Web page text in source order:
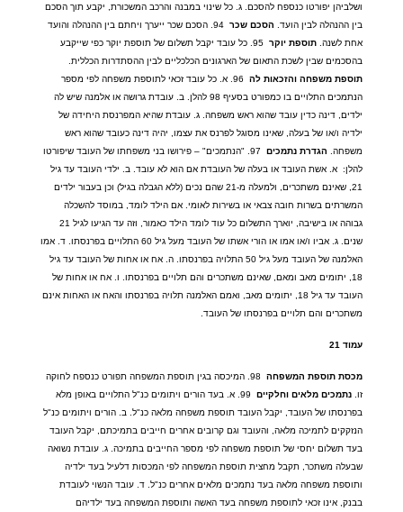
ושלביהן יפורטו כנספח להסכם ג כל שינוי במבנה והרכב המשכורת
יקבע תוך הסכם
בין ההנהלה לבין הועד
הסכם שכר 94. הסכם שכר ייערך ויחתם בין ההנהלה והועד
אחת לשנה תוספת יוקר 95. כל עובד יקבל תשלום של תוספת יוקר כפי שייקבע
בהסכמים שבין לשכת התאום של הארגונים הכלכליים לבין ההסתדרות הכללית
תוספת משפחה והזכאות לה 96. א כל עובד זכאי לתוספת משפחה לפי מספר
הנתמכים התלויים בו כמפורט בסעיף
להלן ב עובדת גרושה או אלמנה שיש לה
ילדים דינה כדין עובד שהוא ראש משפחה ג עובדת שהיא המפרנסת היחידה של
ילדיה ו/או של בעלה שאינו מסוגל לפרנס את עצמו
יהיה דינה כעובד שהוא ראש
משפחה
הגדרת נתמכים 97. " הנתמכים" – פירושו בני משפחתו של העובד שיפורטו
להלן: א אשת העובד או בעלה של העובדת אם הוא לא עובד ב
ילדי העובד עד גיל
21, שאינם משתכרים ולמעלה מ-21 שהם נכים (ללא הגבלה בגיל) וכן בעבור ילדים
המשרתים בשרות חובה צבאי או בשירות לאומי אם הילד לומד
במוסד להשכלה
גבוהה או בישיבה
יוארך התשלום כל עוד לומד הילד כאמור וזה עד הגיעו לגיל
שנים ג אביו ו/או אמו או הורי אשתו של העובד מעל גיל התלויים בפרנסתו ד אמו
האלמנה של העובד מעל גיל
התלויה בפרנסתו ה אח או אחות של העובד עד גיל
18,
יתומים מאב ומאם שאינם משתכרים והם תלויים בפרנסתו ו אח או אחות של
העובד עד גיל
יתומים מאב
ואמם האלמנה תלויה בפרנסתו והאח או האחות אינם
משתכרים והם תלויים בפרנסתו של העובד
עמוד
מכסת תוספת המשפחה 98. המיכסה בגין תוספת המשפחה תפורט כנספח לחוקה
זו נתמכים מלאים וחלקיים 99. א בעד הורים ויתומים כנ"ל התלויים באופן מלא
בפרנסתו של העובד
יקבל העובד תוספת משפחה מלאה כנ"ל ב הורים ויתומים כנ"ל
הנזקקים לתמיכה מלאה
והעובד וגם קרובים אחרים חייבים בתמיכתם
יקבל העובד
בעד תשלום יחסי של תוספת משפחה לפי מספר החייבים בתמיכה ג עובדת נשואה
שבעלה משתכר תקבל מחצית תוספת המשפחה לפי המכסות דלעיל בעד ילדיה
ותוספת משפחה מלאה בעד נתמכים מלאים אחרים כנ"ל ד עובד הנשוי לעובדת
בבנק אינו זכאי לתוספת משפחה בעד האשה ותוספת המשפחה בעד ילדיהם